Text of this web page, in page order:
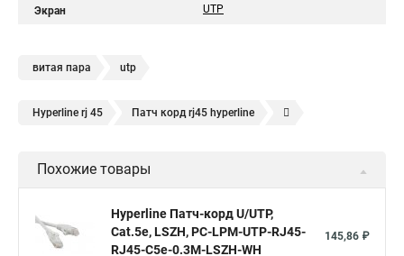
Экран UTP
витая пара utp
Hyperline rj 45 Патч корд rj45 hyperline
Похожие товары
Hyperline Патч-корд U/UTP,
Cat.5е, LSZH, PC-LPM-UTP-RJ45-
RJ45-C5e-0.3M-LSZH-WH
145,86 ₽